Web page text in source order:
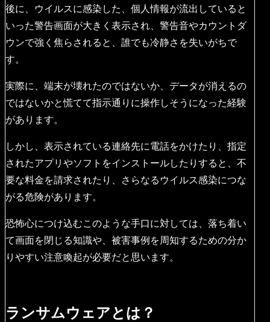
後に、ウイルスに感染した、個人情報が流出していると
いった警告画面が大きく表示され、警告音やカウントダ
ウンで強く焦らされると、誰でも冷静さを失いがちで
す。
実際に、端末が壊れたのではないか、データが消えるの
ではないかと慌てて指示通りに操作しそうになった経験
があります。
しかし、表示されている連絡先に電話をかけたり、指定
されたアプリやソフトをインストールしたりすると、不
要な料金を請求されたり、さらなるウイルス感染につな
がる危険があります。
恐怖心につけ込むこのような手口に対しては、落ち着い
て画面を閉じる知識や、被害事例を周知するための分か
りやすい注意喚起が必要だと思います。
ランサムウェアとは？